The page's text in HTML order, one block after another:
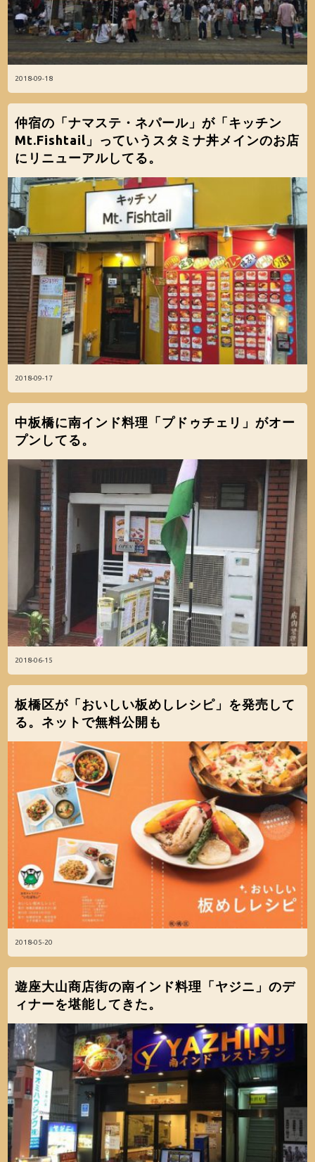
2018-09-18
2018-09-17
仲宿の「ナマステ・ネパール」が「キッチン
Mt.Fishtail」っていうスタミナ丼メインのお店
にリニューアルしてる。
2018-06-15
中板橋に南インド料理「プドゥチェリ」がオー
プンしてる。
2018-05-20
板橋区が「おいしい板めしレシピ」を発売して
る。ネットで無料公開も
遊座大山商店街の南インド料理「ヤジニ」のデ
ィナーを堪能してきた。